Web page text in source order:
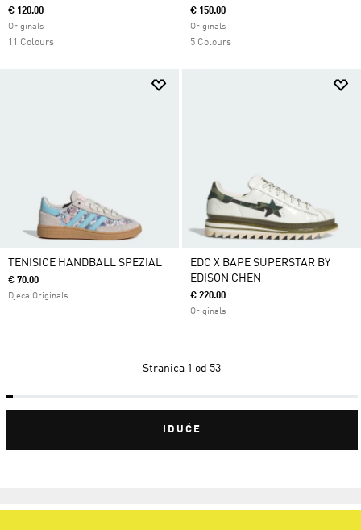
€ 120.00
Originals
11 Colours
€ 150.00
Originals
5 Colours
TENISICE HANDBALL SPEZIAL
€ 70.00
Djeca Originals
EDC X BAPE SUPERSTAR BY
EDISON CHEN
€ 220.00
Originals
Stranica 1 od 53
IDUĆE